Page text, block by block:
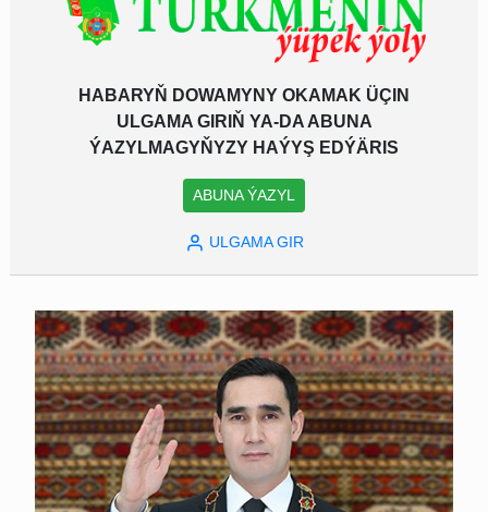
HABARYŇ DOWAMYNY OKAMAK ÜÇIN
ULGAMA GIRIŇ YA-DA ABUNA
ÝAZYLMAGYŇYZY HAÝYŞ EDÝÄRIS
ABUNA ÝAZYL
ULGAMA GIR